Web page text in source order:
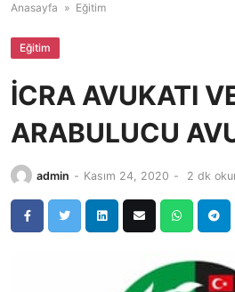
Anasayfa » Eğitim
Eğitim
İCRA AVUKATI
ARABULUCU
admin - Kasım 24, 2020 - 2 dk